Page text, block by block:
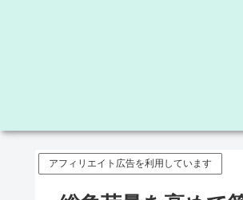
アフィリエイト広告を利用しています